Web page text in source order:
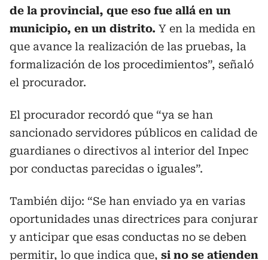
de la provincial, que eso fue allá en un
municipio, en un distrito. Y en la medida en
que avance la realización de las pruebas, la
formalización de los procedimientos”, señaló
el procurador.
El procurador recordó que “ya se han
sancionado servidores públicos en calidad de
guardianes o directivos al interior del Inpec
por conductas parecidas o iguales”.
También dijo: “Se han enviado ya en varias
oportunidades unas directrices para conjurar
y anticipar que esas conductas no se deben
permitir, lo que indica que, si no se atienden